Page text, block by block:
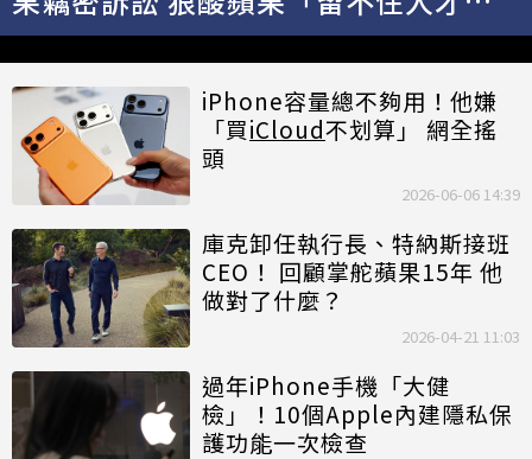
AI發展失敗」
iPhone容量總不夠用！他嫌
「買iCloud不划算」 網全搖
頭
2026-06-06 14:39
庫克卸任執行長、特納斯接班
CEO！ 回顧掌舵蘋果15年 他
做對了什麼？
2026-04-21 11:03
過年iPhone手機「大健
檢」！10個Apple內建隱私保
護功能一次檢查